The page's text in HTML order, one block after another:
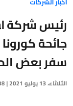
جائحة
سفر بعض الدول
الثلاثاء، 13 يوليو 2021 | 2:38 مساءً